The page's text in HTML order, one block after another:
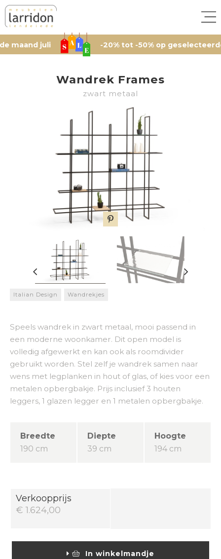
juli -20% tot -50% op geselecteerde
Wandrek Frames
zwart metaal
Italian Design Wandrekjes
Speels wandrek in zwart metaal, mooi passend in
een moderne woonkamer. Dit open model is
volledig afgewerkt en kan ook als roomdivider
gebruikt worden. Stel zelf je wandrek samen naar
wens met legplanken in hout of glas, of kies voor een
metalen opbergbakje. Prijs inclusief 3 houten
leggers, 1 glazen legger en 1 metalen opbergbakje.
Breedte
190 cm
Diepte
39 cm
Hoogte
194 cm
Verkoopprijs
€ 1.624,00
In winkelmandje